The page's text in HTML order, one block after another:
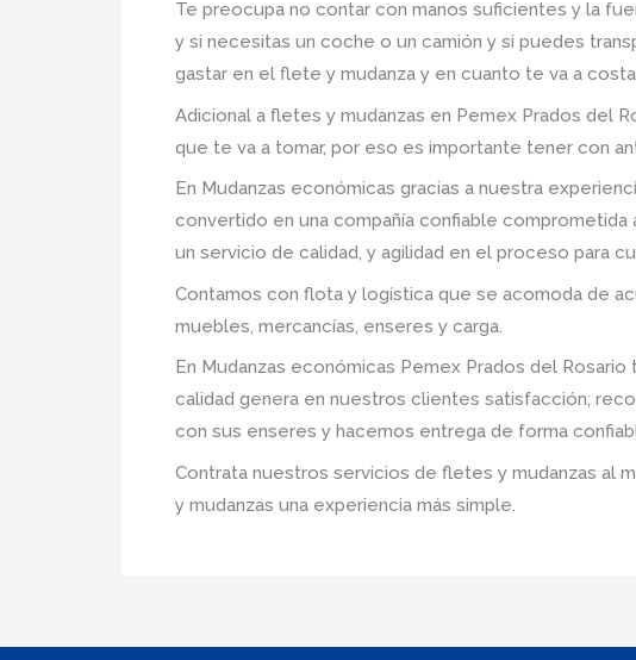
Te preocupa no contar con manos suficientes y la
y si necesitas un coche o un camión y si puedes
gastar en el flete y mudanza y en cuanto te va a
Adicional a fletes y mudanzas en Pemex Prados del
que te va a tomar, por eso es importante tener con
En Mudanzas económicas gracias a nuestra
convertido en una compañía confiable
un servicio de calidad, y agilidad en el proceso para
Contamos con flota y logística que se acomoda de
muebles, mercancías, enseres y carga.
En Mudanzas económicas Pemex Prados del
calidad genera en nuestros clientes satisfacción;
con sus enseres y hacemos entrega de forma
Contrata nuestros servicios de fletes y mudanzas al
y mudanzas una experiencia más simple.